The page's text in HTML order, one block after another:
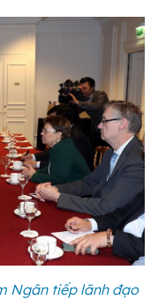
Ngân tiếp lãnh đạo